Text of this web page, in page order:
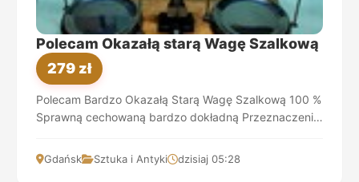
Polecam Okazałą starą Wagę Szalkową
279 zł
Polecam Bardzo Okazałą Starą Wagę Szalkową 100 %
Sprawną cechowaną bardzo dokładną Przeznaczenie
Gdańsk Sztuka i Antyki dzisiaj 05:28